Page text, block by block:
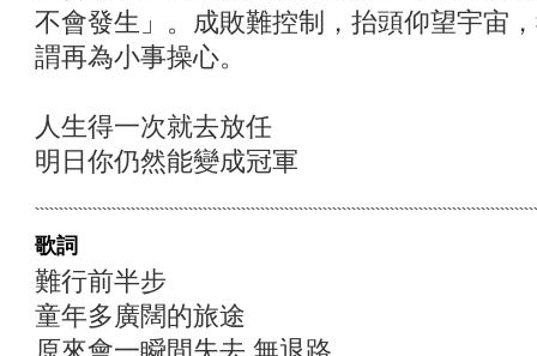
不會發生」。成敗難控制，抬頭仰望宇宙
謂再為小事操心。
人生得一次就去放任
明日你仍然能變成冠軍
歌詞
難行前半步
童年多廣闊的旅途